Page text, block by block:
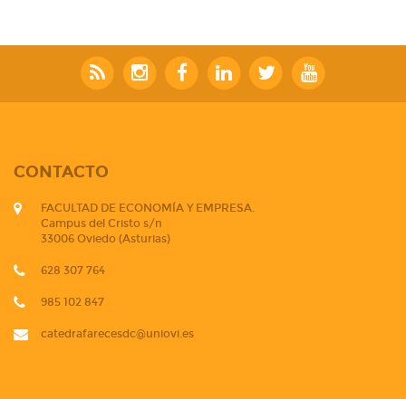
CONTACTO
FACULTAD DE ECONOMÍA Y EMPRESA.
Campus del Cristo s/n
33006 Oviedo (Asturias)
628 307 764
985 102 847
catedrafarecesdc@uniovi.es